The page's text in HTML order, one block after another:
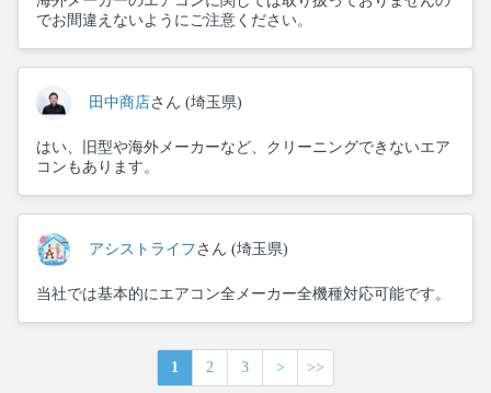
でお間違えないようにご注意ください。
田中商店さん (埼玉県)
はい、旧型や海外メーカーなど、クリーニングできないエア
コンもあります。
アシストライフ さん (埼玉県)
当社では基本的にエアコン全メーカー全機種対応可能です。
1 2 3 > >>